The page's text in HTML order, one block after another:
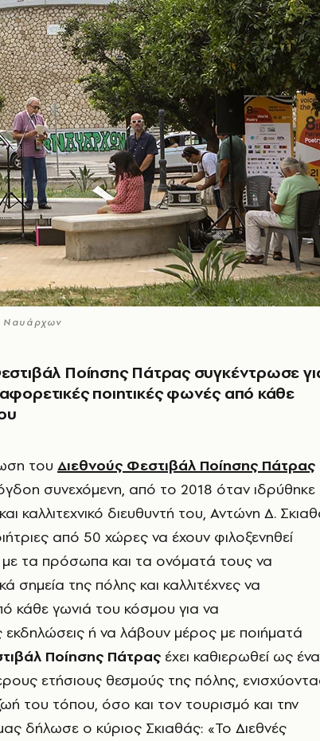
Ναυάρχων
Ποίησης Πάτρας συγκέντρωσε
ποιητικές φωνές από κάθε
του Διεθνούς Φεστιβάλ Ποίησης Πάτρας
συνεχόμενη, από το 2018 όταν ιδρύθηκε
καλλιτεχνικό διευθυντή του, Αντώνη Δ.
από 50 χώρες να έχουν φιλοξενηθεί
με τα πρόσωπα και τα ονόματά τους να
σημεία της πόλης και καλλιτέχνες να
κάθε γωνιά του κόσμου για να
ή να λάβουν μέρος με ποιήματά
Ποίησης Πάτρας έχει καθιερωθεί ως
ετήσιους θεσμούς της πόλης,
του τόπου, όσο και τον τουρισμό και την
δήλωσε ο κύριος Σκιαθάς: «Το Διεθνές